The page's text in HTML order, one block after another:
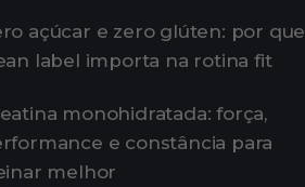
açúcar e zero glúten: por que
label importa na rotina fit
monohidratada: força,
e constância para
melhor